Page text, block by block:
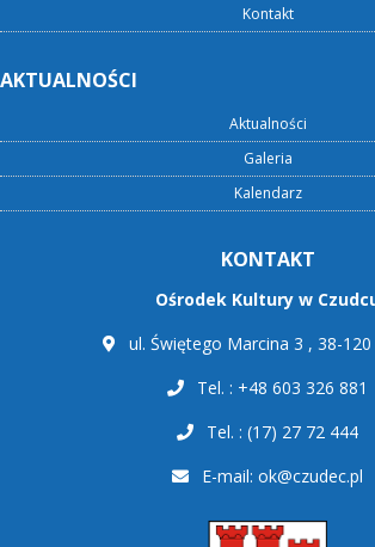
Kontakt
AKTUALNOŚCI
Aktualności
Galeria
Kalendarz
KONTAKT
Ośrodek Kultury w
ul. Świętego Marcina 3 , 38-120
Tel. : +48 603 326 881
Tel. : (17) 27 72 444
E-mail: ok@czudec.pl